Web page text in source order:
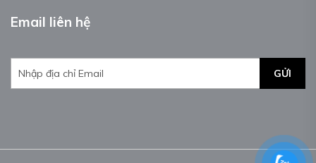
Email liên hệ
GỬI